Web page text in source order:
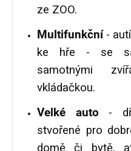
ze ZOO.
Multifunkční-
ke hře - se
samotnými
vkládačkou.
Velké auto -
stvořené pro
domě či bytě,